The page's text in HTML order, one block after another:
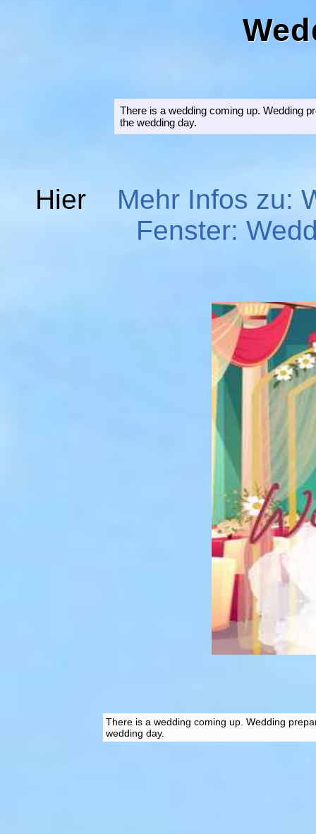
There is a wedding coming up. Wedding
the wedding day.
Hier Mehr Infos zu:
Fenster:
There is a wedding coming up. Wedding
wedding day.